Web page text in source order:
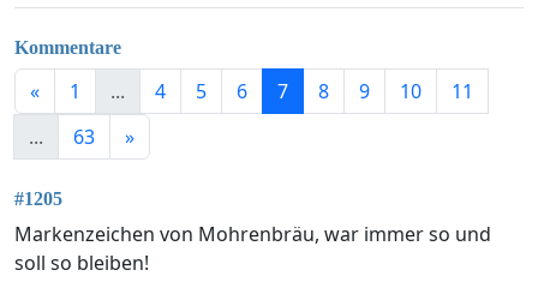
Kommentare
« 1 ... 4 5 6 7 8 9 10
11
...
63 »
#1205
Markenzeichen von Mohrenbräu, war immer so und
soll so bleiben!